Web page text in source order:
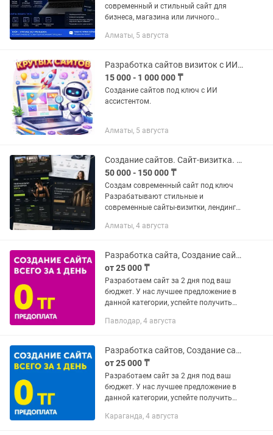
современный и стильный сайт для
бизнеса, магазина или личного
по доступной цене. ✅ Лендинги ✅
Алматы, 5 августа
Разработка сайтов визиток с ИИ ассистентом.
15 000 - 1 000 000 ₸
Создание сайтов под ключ с ИИ
ассистентом.
Алматы, 5 августа
Создание сайтов. Сайт-визитка. Лендинг
50 000 - 150 000 ₸
Создам современный сайт под ключ
Разрабатывают стильные и
современные сайты-визитки, лендинги
корпоративные сайты для бизнеса.
Алматы, 4 августа
Разработка сайта, Создание сайта, Настройка Гугл (Google) рекламы
от 25 000 ₸
Разработаем сайт за 2 дня под ваш
бюджет. У нас лучшее предложение в
данной категории, успейте получить
партнеров Goolge. Разработали более
Павлодар, 4 августа
Разработка сайтов, Создание сайта, Настройка Гугл (Google) рекламы
от 25 000 ₸
Разработаем сайт за 2 дня под ваш
бюджет. У нас лучшее предложение в
данной категории, успейте получить
партнеров Goolge. Разработали более
Караганда, 4 августа